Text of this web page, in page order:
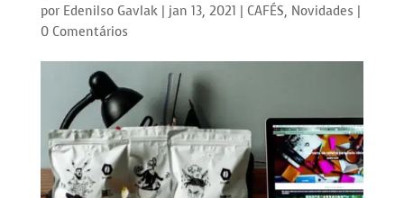
por Edenilso Gavlak| jan 13, 2021 | CAFÉS, Novidades |
0 Comentários